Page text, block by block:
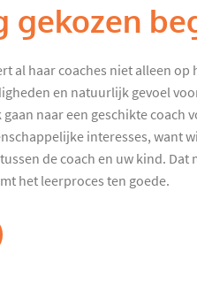
gekozen
al haar coaches niet alleen
en natuurlijk gevoel
naar een geschikte coach
interesses, want
de coach en uw kind. Dat
het leerproces ten goede.